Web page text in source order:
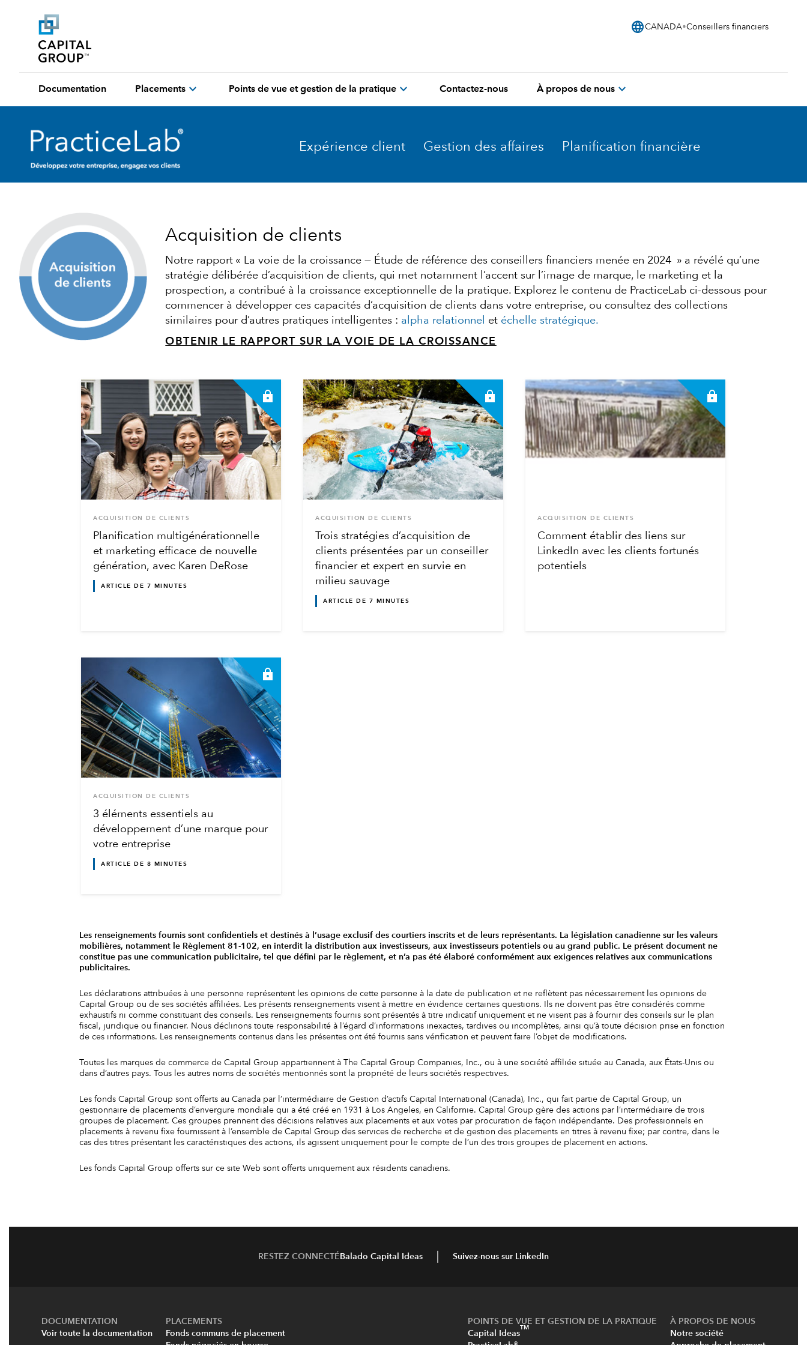
languageCANADA Conseillers financiers
Documentation Placements expand_more Points de vue et gestion de la pratique expand_more Contactez-nous À propos de nous expand_more
Expérience client Gestion des affaires Planification financière
Acquisition de clients
Notre rapport « La voie de la croissance — Étude de référence des conseillers financiers menée en 2024 » a révélé qu’une
stratégie délibérée d’acquisition de clients, qui met notamment l’accent sur l’image de marque, le marketing et la
prospection, a contribué à la croissance exceptionnelle de la pratique. Explorez le contenu de PracticeLab ci-dessous pour
commencer à développer ces capacités d’acquisition de clients dans votre entreprise, ou consultez des collections
similaires pour d’autres pratiques intelligentes : alpha relationnel et échelle stratégique.
OBTENIR LE RAPPORT SUR LA VOIE DE LA CROISSANCE
ACQUISITION DE CLIENTS
Planification multigénérationnelle
et marketing efficace de nouvelle
génération, avec Karen DeRose
ARTICLE DE 7 MINUTES
ACQUISITION DE CLIENTS
Trois stratégies d’acquisition de
clients présentées par un conseiller
financier et expert en survie en
milieu sauvage
ARTICLE DE 7 MINUTES
ACQUISITION DE CLIENTS
Comment établir des liens sur
LinkedIn avec les clients fortunés
potentiels
ACQUISITION DE CLIENTS
3 éléments essentiels au
développement d’une marque pour
votre entreprise
ARTICLE DE 8 MINUTES
Les renseignements fournis sont confidentiels et destinés à l’usage exclusif des courtiers inscrits et de leurs représentants. La législation canadienne sur les valeurs
mobilières, notamment le Règlement 81-102, en interdit la distribution aux investisseurs, aux investisseurs potentiels ou au grand public. Le présent document ne
constitue pas une communication publicitaire, tel que défini par le règlement, et n’a pas été élaboré conformément aux exigences relatives aux communications
publicitaires.
Les déclarations attribuées à une personne représentent les opinions de cette personne à la date de publication et ne reflètent pas nécessairement les opinions de
Capital Group ou de ses sociétés affiliées. Les présents renseignements visent à mettre en évidence certaines questions. Ils ne doivent pas être considérés comme
exhaustifs ni comme constituant des conseils. Les renseignements fournis sont présentés à titre indicatif uniquement et ne visent pas à fournir des conseils sur le plan
fiscal, juridique ou financier. Nous déclinons toute responsabilité à l’égard d’informations inexactes, tardives ou incomplètes, ainsi qu’à toute décision prise en fonction
de ces informations. Les renseignements contenus dans les présentes ont été fournis sans vérification et peuvent faire l’objet de modifications.
Toutes les marques de commerce de Capital Group appartiennent à The Capital Group Companies, Inc., ou à une société affiliée située au Canada, aux États-Unis ou
dans d’autres pays. Tous les autres noms de sociétés mentionnés sont la propriété de leurs sociétés respectives.
Les fonds Capital Group sont offerts au Canada par l’intermédiaire de Gestion d’actifs Capital International (Canada), Inc., qui fait partie de Capital Group, un
gestionnaire de placements d’envergure mondiale qui a été créé en 1931 à Los Angeles, en Californie. Capital Group gère des actions par l’intermédiaire de trois
groupes de placement. Ces groupes prennent des décisions relatives aux placements et aux votes par procuration de façon indépendante. Des professionnels en
placements à revenu fixe fournissent à l’ensemble de Capital Group des services de recherche et de gestion des placements en titres à revenu fixe; par contre, dans le
cas des titres présentant les caractéristiques des actions, ils agissent uniquement pour le compte de l’un des trois groupes de placement en actions.
Les fonds Capital Group offerts sur ce site Web sont offerts uniquement aux résidents canadiens.
RESTEZ CONNECTÉ Balado Capital Ideas Suivez-nous sur LinkedIn
DOCUMENTATION
Voir toute la documentation
PLACEMENTS
Fonds communs de placement
POINTS DE VUE ET GESTION DE LA PRATIQUE
Capital Ideas
TM
À PROPOS DE NOUS
Notre société